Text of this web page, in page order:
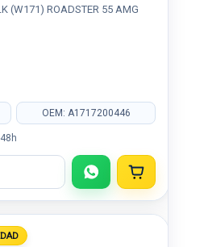
(W171) ROADSTER 55 AMG
OEM: A1717200446